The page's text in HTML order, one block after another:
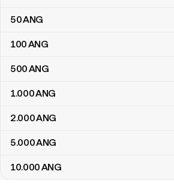
50ANG
100ANG
500ANG
1.000ANG
2.000ANG
5.000ANG
10.000ANG